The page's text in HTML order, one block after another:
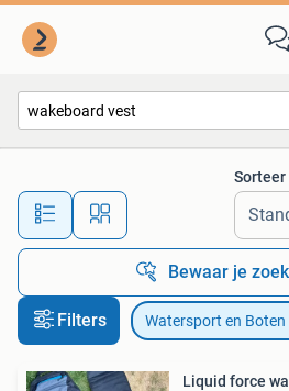
Alle afstanden…
Sorteer
Bewaar je
Filters Watersport en Boten
Liquid force